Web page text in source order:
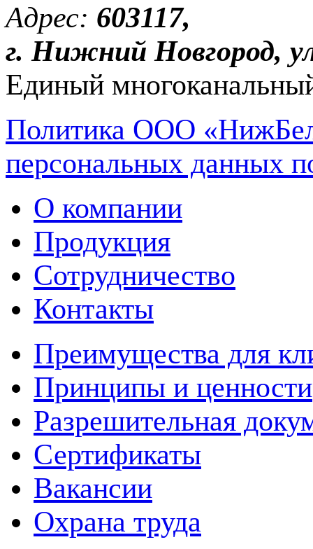
Адрес: 603117,
г. Нижний Новгород,
Единый
Политика ООО
персональных данных
О компании
Продукция
Сотрудничество
Контакты
Преимущества для
Принципы и ценности
Разрешительная
Сертификаты
Вакансии
Охрана труда